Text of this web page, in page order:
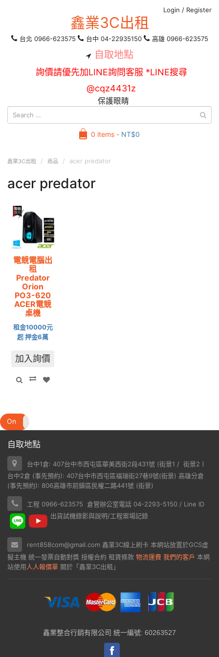
Login / Register
鑫業3C出租
台北 0966-623575 台中 04-22935150 高雄 0966-623575
自取地點
詢價請優先加LINE詢問客服 *LINE搜尋
@cqz4431z
保護眼睛
0 items - NT$0
鑫業3C出租 商品 acer predator
acer predator
電競電腦出
租
Predator
Orion
PO3-620
ACER電競
桌機
租金10000元
起 押金6萬
加入詢價
On
自取地點
台中1倉: 407台中市西屯區華美西街2段431號 (街景1 / 街景2 )
台中2倉 (事先預約): 407台中市西屯區福瑞街27巷9號(街景) 高雄分倉
(事先預約): 806高雄市前鎮區民權二路441號 (街景)
工程 0966-623575 倉管辦公室電話 04-2293-5150 / Line ID
出貨試機錄影與說明/工程案場記錄
rent858com@gmail.com 鑫業3C線上刷卡 本網站放置於GCS虛
擬主機 統一發票自動對獎 授權合約 租賃條款 物流運費 我們的客戶 本網
站使用人人報價單 關於「鑫業3C出租」
鑫業整合行銷有限公司 統一編號: 60263527